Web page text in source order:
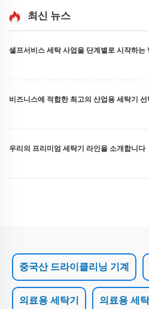
최신 뉴스
셀프서비스 세탁 사업을 단계별로 시작하는
비즈니스에 적합한 최고의 산업용 세탁기 선
우리의 프리미엄 세탁기 라인을 소개합니다
중국산 드라이클리닝 기계
의료용 세탁기 의료용 세탁